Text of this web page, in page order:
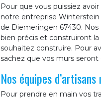
Pour que vous puissiez
notre entreprise
de Diemeringen 67430. Nos
bien précis et construiront
souhaitez construire. Pour
sachez que vos murs seront
Nos équipes
Pour prendre en main vos